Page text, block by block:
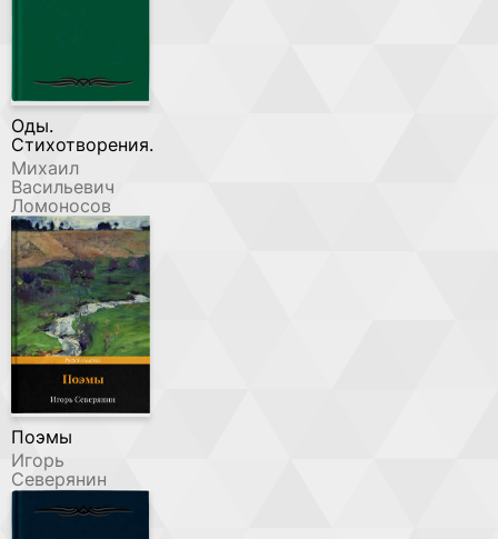
Оды.
Стихотворения.
Михаил
Васильевич
Ломоносов
Поэмы
Игорь
Северянин